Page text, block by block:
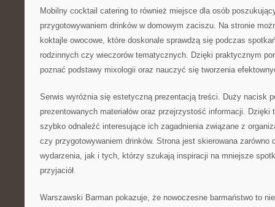
Mobilny cocktail catering to również miejsce dla osób
przygotowywaniem drinków w domowym zaciszu. Na stronie
koktajle owocowe, które doskonale sprawdzą się podczas
rodzinnych czy wieczorów tematycznych. Dzięki praktycznym
poznać podstawy mixologii oraz nauczyć się tworzenia
Serwis wyróżnia się estetyczną prezentacją treści. Duży nacisk
prezentowanych materiałów oraz przejrzystość informacji. Dzięki
szybko odnaleźć interesujące ich zagadnienia związane z
czy przygotowywaniem drinków. Strona jest skierowana zarówno
wydarzenia, jak i tych, którzy szukają inspiracji na mniejsze
przyjaciół.
Warszawski Barman pokazuje, że nowoczesne barmaństwo to